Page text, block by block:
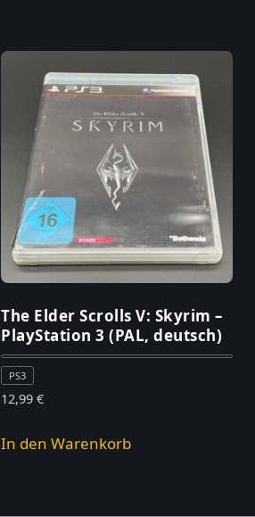
The Elder Scrolls V: Skyrim –
PlayStation 3 (PAL, deutsch)
PS3
12,99€
In den Warenkorb